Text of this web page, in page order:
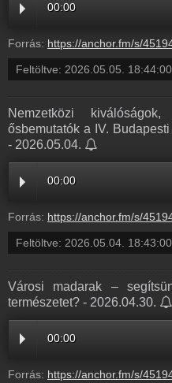
00:00
Forrás: https://anchor.fm/s/45194458/podcast/play/119499767/
Feltöltve: 2026.05.05. 18:44:00
Nemzetközi
ősbemutatók a IV.
- 2026.05.04.
00:00
Forrás: https://anchor.fm/s/45194458/podcast/play/119499751/
Feltöltve: 2026.05.04. 18:43:00
Városi madarak –
természetet? - 2026.04.30.
00:00
Forrás: https://anchor.fm/s/45194458/podcast/play/119213685/